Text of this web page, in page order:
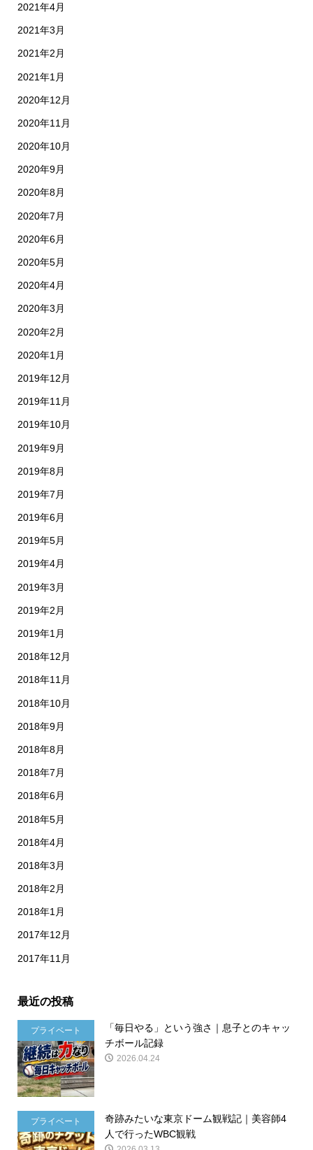
2021年4月
2021年3月
2021年2月
2021年1月
2020年12月
2020年11月
2020年10月
2020年9月
2020年8月
2020年7月
2020年6月
2020年5月
2020年4月
2020年3月
2020年2月
2020年1月
2019年12月
2019年11月
2019年10月
2019年9月
2019年8月
2019年7月
2019年6月
2019年5月
2019年4月
2019年3月
2019年2月
2019年1月
2018年12月
2018年11月
2018年10月
2018年9月
2018年8月
2018年7月
2018年6月
2018年5月
2018年4月
2018年3月
2018年2月
2018年1月
2017年12月
2017年11月
最近の投稿
プライベート
「毎日やる」という強さ｜息子とのキャッ
チボール記録
2026.04.24
プライベート
奇跡みたいな東京ドーム観戦記｜美容師4
人で行ったWBC観戦